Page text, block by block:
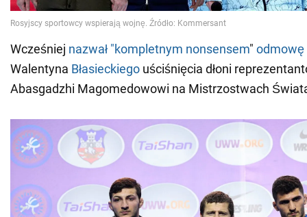
Wcześniej nazwał "kompletnym nonsensem" odmowę
Walentyna Błasieckiego uściśnięcia dłoni
Abasgadzhi Magomedowowi na Mistrzostwach